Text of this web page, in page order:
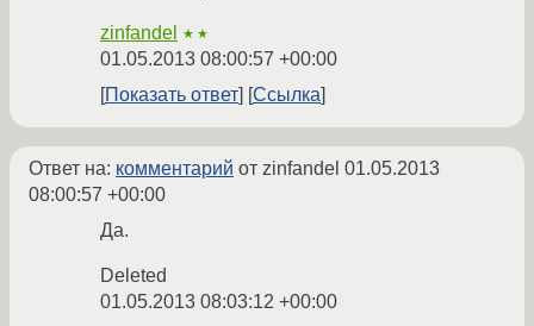
zinfandel ★★
01.05.2013 08:00:57 +00:00
Показать ответ
Ссылка
Ответ на: комментарий от zinfandel 01.05.2013
08:00:57 +00:00
Да.
Deleted
01.05.2013 08:03:12 +00:00